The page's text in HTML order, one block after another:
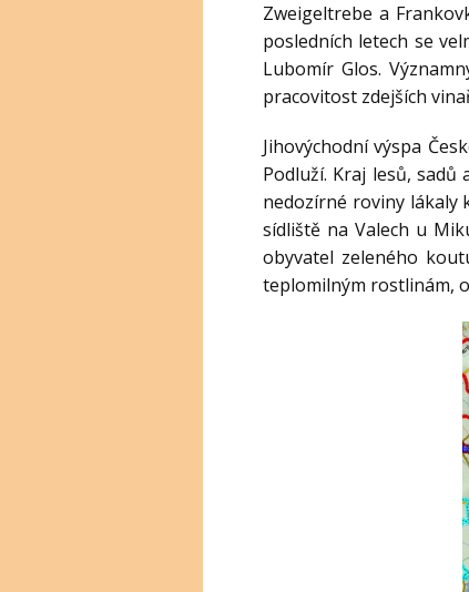
Zweigeltrebe a
posledních letech se
Lubomír Glos.
pracovitost zdejších
Jihovýchodní výspa
Podluží. Kraj lesů,
nedozírné roviny lákaly
sídliště na Valech u
obyvatel zeleného
teplomilným rostlinám,